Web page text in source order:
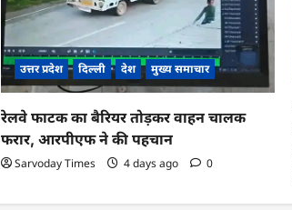
उत्तर प्रदेश दिल्ली देश मुख्य समाचार
रेलवे फाटक का बैरियर तोड़कर वाहन चालक
फरार, आरपीएफ ने की पहचान
Sarvoday Times 4 days ago 0